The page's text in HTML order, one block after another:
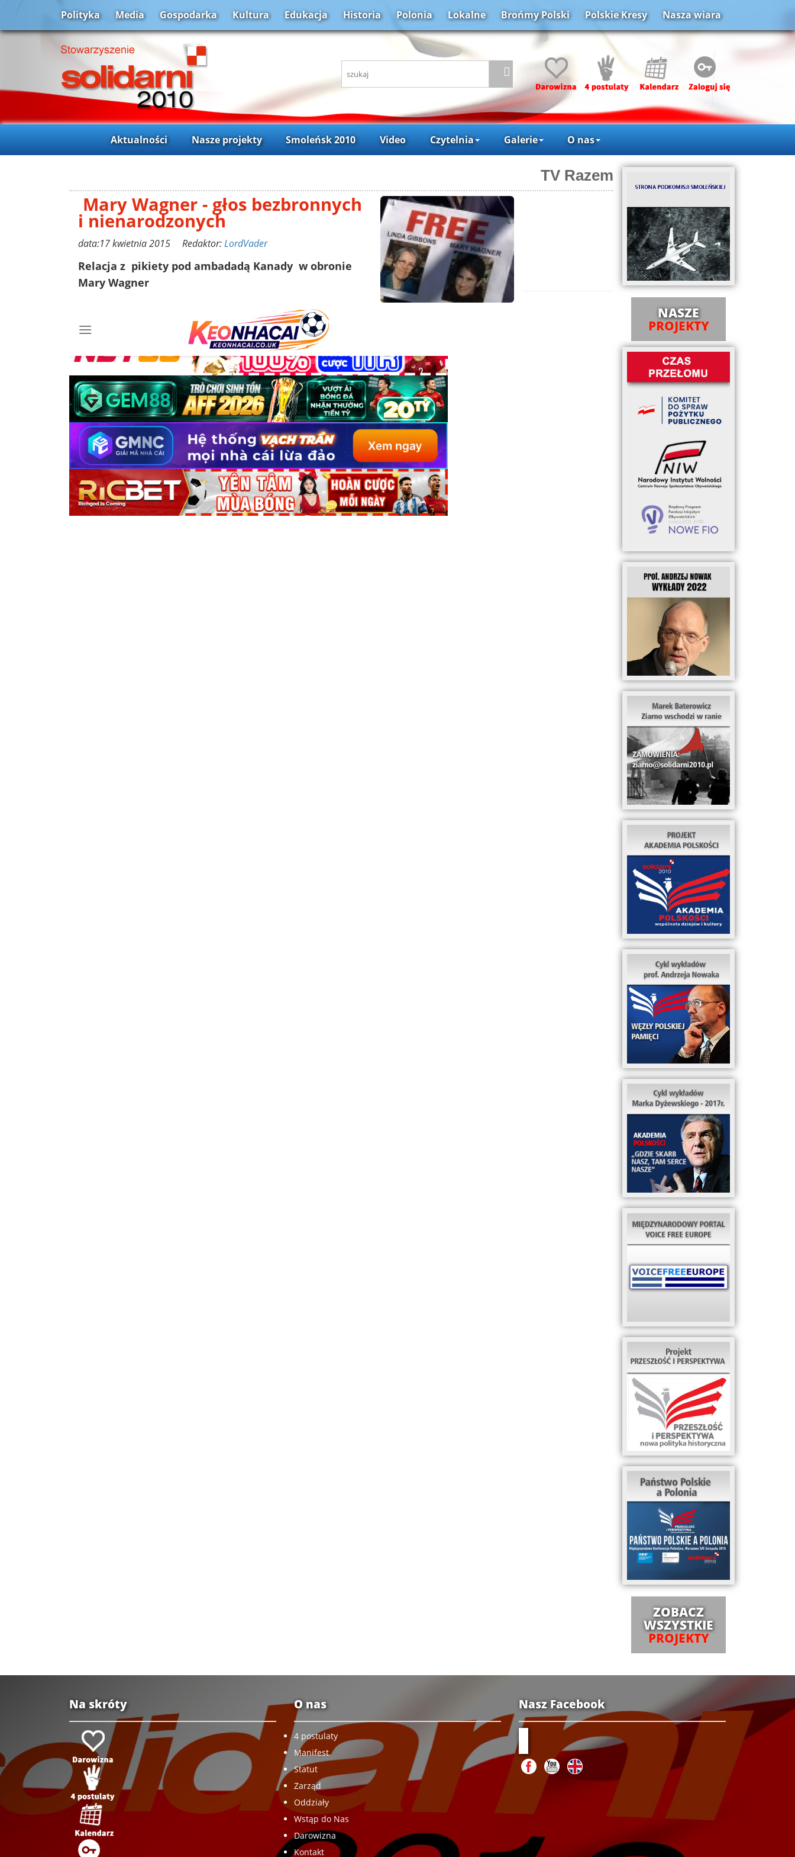
Polityka Media Gospodarka Kultura Edukacja Historia Polonia Lokalne Brońmy Polski Polskie Kresy Nasza wiara
Aktualności Nasze projekty Smoleńsk 2010 Video Czytelnia Galerie O nas
TV Razem
Mary Wagner - głos bezbronnych
i nienarodzonych
data:17 kwietnia 2015 Redaktor:LordVader
Relacja z pikiety pod ambadadą Kanady w obronie
Mary Wagner
NASZE
PROJEKTY
ZOBACZ
WSZYSTKIE
PROJEKTY
Na skróty O nas
4 postulaty
Manifest
Statut
Zarząd
Oddziały
Wstąp do Nas
Darowizna
Kontakt
Nasz Facebook